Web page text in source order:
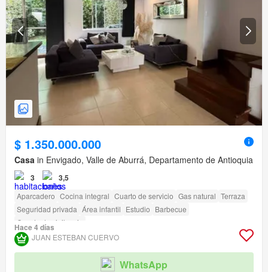
$ 1.350.000.000
Casa in Envigado, Valle de Aburrá, Departamento de Antioquia
3 3,5
Aparcadero Cocina integral Cuarto de servicio Gas natural Terraza
Seguridad privada Área infantil Estudio Barbecue
Caseta de vigilancia
Hace 4 días
JUAN ESTEBAN CUERVO
WhatsApp